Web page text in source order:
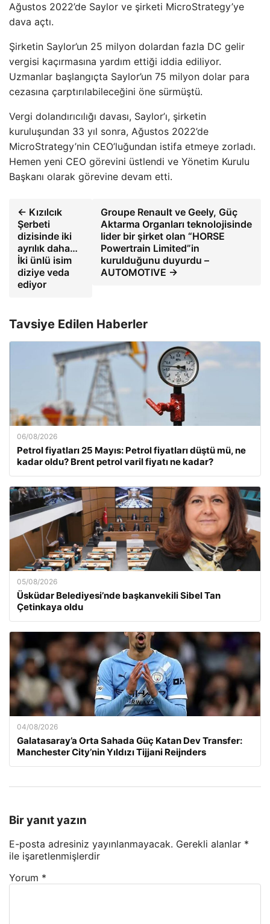
Ağustos 2022’de Saylor ve şirketi MicroStrategy’ye
dava açtı.
Şirketin Saylor’un 25 milyon dolardan fazla DC gelir
vergisi kaçırmasına yardım ettiği iddia ediliyor.
Uzmanlar başlangıçta Saylor’un 75 milyon dolar para
cezasına çarptırılabileceğini öne sürmüştü.
Vergi dolandırıcılığı davası, Saylor’ı, şirketin
kuruluşundan 33 yıl sonra, Ağustos 2022’de
MicroStrategy’nin CEO’luğundan istifa etmeye zorladı.
Hemen yeni CEO görevini üstlendi ve Yönetim Kurulu
Başkanı olarak görevine devam etti.
← Kızılcık
Şerbeti
dizisinde iki
ayrılık daha…
İki ünlü isim
diziye veda
ediyor
Groupe Renault ve Geely, Güç
Aktarma Organları teknolojisinde
lider bir şirket olan “HORSE
Powertrain Limited”in
kurulduğunu duyurdu –
AUTOMOTIVE →
Tavsiye Edilen Haberler
06/08/2026
Petrol fiyatları 25 Mayıs: Petrol fiyatları düştü mü, ne
kadar oldu? Brent petrol varil fiyatı ne kadar?
05/08/2026
Üsküdar Belediyesi’nde başkanvekili Sibel Tan
Çetinkaya oldu
04/08/2026
Galatasaray’a Orta Sahada Güç Katan Dev Transfer:
Manchester City’nin Yıldızı Tijjani Reijnders
Bir yanıt yazın
E-posta adresiniz yayınlanmayacak. Gerekli alanlar *
ile işaretlenmişlerdir
Yorum *